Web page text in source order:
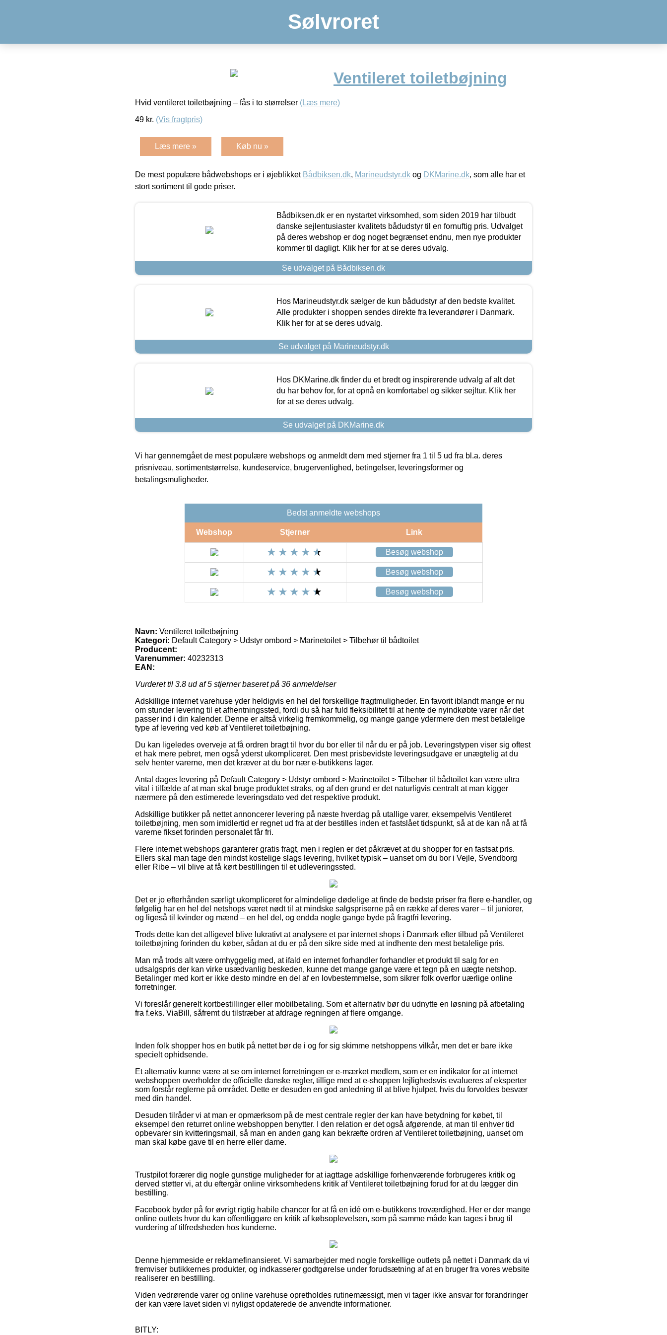
Sølvroret
Ventileret toiletbøjning
Hvid ventileret toiletbøjning – fås i to størrelser (Læs mere)
49 kr. (Vis fragtpris)
Læs mere » Køb nu »
De mest populære bådwebshops er i øjeblikket Bådbiksen.dk, Marineudstyr.dk og DKMarine.dk, som alle har et
stort sortiment til gode priser.
Bådbiksen.dk er en nystartet virksomhed, som siden 2019 har tilbudt
danske sejlentusiaster kvalitets bådudstyr til en fornuftig pris. Udvalget
på deres webshop er dog noget begrænset endnu, men nye produkter
kommer til dagligt. Klik her for at se deres udvalg.
Se udvalget på Bådbiksen.dk
Hos Marineudstyr.dk sælger de kun bådudstyr af den bedste kvalitet.
Alle produkter i shoppen sendes direkte fra leverandører i Danmark.
Klik her for at se deres udvalg.
Se udvalget på Marineudstyr.dk
Hos DKMarine.dk finder du et bredt og inspirerende udvalg af alt det
du har behov for, for at opnå en komfortabel og sikker sejltur. Klik her
for at se deres udvalg.
Se udvalget på DKMarine.dk
Vi har gennemgået de mest populære webshops og anmeldt dem med stjerner fra 1 til 5 ud fra bl.a. deres
prisniveau, sortimentstørrelse, kundeservice, brugervenlighed, betingelser, leveringsformer og
betalingsmuligheder.
Bedst anmeldte webshops
Webshop Stjerner Link
Besøg webshop
Besøg webshop
Besøg webshop
Navn: Ventileret toiletbøjning
Kategori: Default Category > Udstyr ombord > Marinetoilet > Tilbehør til bådtoilet
Producent:
Varenummer: 40232313
EAN:
Vurderet til 3.8 ud af 5 stjerner baseret på 36 anmeldelser
Adskillige internet varehuse yder heldigvis en hel del forskellige fragtmuligheder. En favorit iblandt mange er nu
om stunder levering til et afhentningssted, fordi du så har fuld fleksibilitet til at hente de nyindkøbte varer når det
passer ind i din kalender. Denne er altså virkelig fremkommelig, og mange gange ydermere den mest betalelige
type af levering ved køb af Ventileret toiletbøjning.
Du kan ligeledes overveje at få ordren bragt til hvor du bor eller til når du er på job. Leveringstypen viser sig oftest
et hak mere pebret, men også yderst ukompliceret. Den mest prisbevidste leveringsudgave er unægtelig at du
selv henter varerne, men det kræver at du bor nær e-butikkens lager.
Antal dages levering på Default Category > Udstyr ombord > Marinetoilet > Tilbehør til bådtoilet kan være ultra
vital i tilfælde af at man skal bruge produktet straks, og af den grund er det naturligvis centralt at man kigger
nærmere på den estimerede leveringsdato ved det respektive produkt.
Adskillige butikker på nettet annoncerer levering på næste hverdag på utallige varer, eksempelvis Ventileret
toiletbøjning, men som imidlertid er regnet ud fra at der bestilles inden et fastslået tidspunkt, så at de kan nå at få
varerne fikset forinden personalet får fri.
Flere internet webshops garanterer gratis fragt, men i reglen er det påkrævet at du shopper for en fastsat pris.
Ellers skal man tage den mindst kostelige slags levering, hvilket typisk – uanset om du bor i Vejle, Svendborg
eller Ribe – vil blive at få kørt bestillingen til et udleveringssted.
Det er jo efterhånden særligt ukompliceret for almindelige dødelige at finde de bedste priser fra flere e-handler, og
følgelig har en hel del netshops været nødt til at mindske salgspriserne på en række af deres varer – til juniorer,
og ligeså til kvinder og mænd – en hel del, og endda nogle gange byde på fragtfri levering.
Trods dette kan det alligevel blive lukrativt at analysere et par internet shops i Danmark efter tilbud på Ventileret
toiletbøjning forinden du køber, sådan at du er på den sikre side med at indhente den mest betalelige pris.
Man må trods alt være omhyggelig med, at ifald en internet forhandler forhandler et produkt til salg for en
udsalgspris der kan virke usædvanlig beskeden, kunne det mange gange være et tegn på en uægte netshop.
Betalinger med kort er ikke desto mindre en del af en lovbestemmelse, som sikrer folk overfor uærlige online
forretninger.
Vi foreslår generelt kortbestillinger eller mobilbetaling. Som et alternativ bør du udnytte en løsning på afbetaling
fra f.eks. ViaBill, såfremt du tilstræber at afdrage regningen af flere omgange.
Inden folk shopper hos en butik på nettet bør de i og for sig skimme netshoppens vilkår, men det er bare ikke
specielt ophidsende.
Et alternativ kunne være at se om internet forretningen er e-mærket medlem, som er en indikator for at internet
webshoppen overholder de officielle danske regler, tillige med at e-shoppen lejlighedsvis evalueres af eksperter
som forstår reglerne på området. Dette er desuden en god anledning til at blive hjulpet, hvis du forvoldes besvær
med din handel.
Desuden tilråder vi at man er opmærksom på de mest centrale regler der kan have betydning for købet, til
eksempel den returret online webshoppen benytter. I den relation er det også afgørende, at man til enhver tid
opbevarer sin kvitteringsmail, så man en anden gang kan bekræfte ordren af Ventileret toiletbøjning, uanset om
man skal købe gave til en herre eller dame.
Trustpilot forærer dig nogle gunstige muligheder for at iagttage adskillige forhenværende forbrugeres kritik og
derved støtter vi, at du eftergår online virksomhedens kritik af Ventileret toiletbøjning forud for at du lægger din
bestilling.
Facebook byder på for øvrigt rigtig habile chancer for at få en idé om e-butikkens troværdighed. Her er der mange
online outlets hvor du kan offentliggøre en kritik af købsoplevelsen, som på samme måde kan tages i brug til
vurdering af tilfredsheden hos kunderne.
Denne hjemmeside er reklamefinansieret. Vi samarbejder med nogle forskellige outlets på nettet i Danmark da vi
fremviser butikkernes produkter, og indkasserer godtgørelse under forudsætning af at en bruger fra vores website
realiserer en bestilling.
Viden vedrørende varer og online varehuse opretholdes rutinemæssigt, men vi tager ikke ansvar for forandringer
der kan være lavet siden vi nyligst opdaterede de anvendte informationer.
BITLY: